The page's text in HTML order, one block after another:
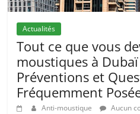
Actualités
Tout ce que vous
moustiques à
Préventions et
Fréquemment
Anti-moustique Aucun